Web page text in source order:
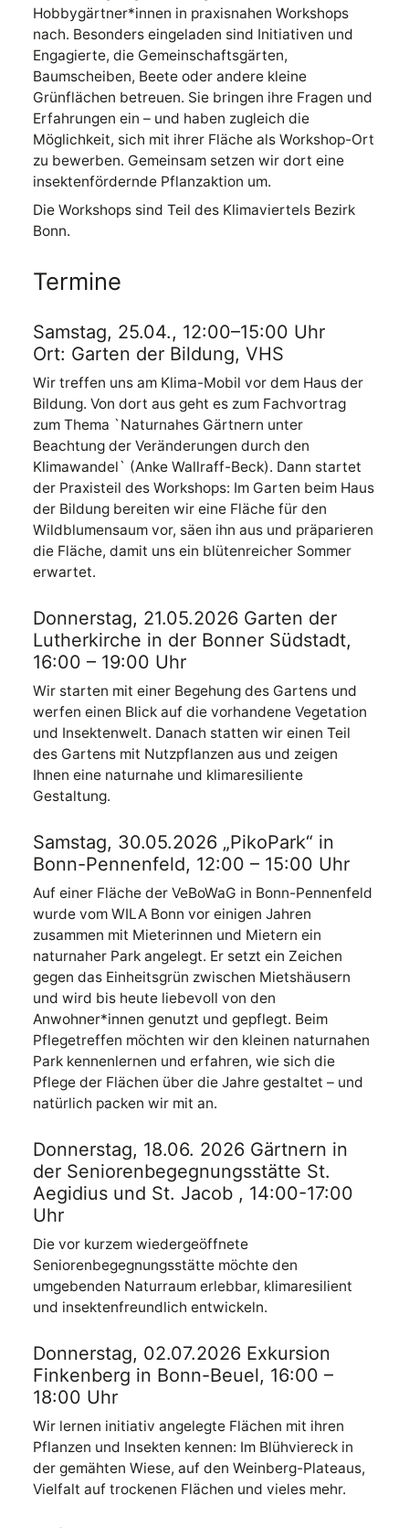
Hobbygärtner*innen in praxisnahen Workshops
nach. Besonders eingeladen sind Initiativen und
Engagierte, die Gemeinschaftsgärten,
Baumscheiben, Beete oder andere kleine
Grünflächen betreuen. Sie bringen ihre Fragen und
Erfahrungen ein – und haben zugleich die
Möglichkeit, sich mit ihrer Fläche als Workshop-Ort
zu bewerben. Gemeinsam setzen wir dort eine
insektenfördernde Pflanzaktion um.
Die Workshops sind Teil des Klimaviertels Bezirk
Bonn.
Termine
Samstag, 25.04., 12:00–15:00 Uhr
Ort: Garten der Bildung, VHS
Wir treffen uns am Klima-Mobil vor dem Haus der
Bildung. Von dort aus geht es zum Fachvortrag
zum Thema `Naturnahes Gärtnern unter
Beachtung der Veränderungen durch den
Klimawandel` (Anke Wallraff-Beck). Dann startet
der Praxisteil des Workshops: Im Garten beim Haus
der Bildung bereiten wir eine Fläche für den
Wildblumensaum vor, säen ihn aus und präparieren
die Fläche, damit uns ein blütenreicher Sommer
erwartet.
Donnerstag, 21.05.2026 Garten der
Lutherkirche in der Bonner Südstadt,
16:00 – 19:00 Uhr
Wir starten mit einer Begehung des Gartens und
werfen einen Blick auf die vorhandene Vegetation
und Insektenwelt. Danach statten wir einen Teil
des Gartens mit Nutzpflanzen aus und zeigen
Ihnen eine naturnahe und klimaresiliente
Gestaltung.
Samstag, 30.05.2026 „PikoPark“ in
Bonn-Pennenfeld, 12:00 – 15:00 Uhr
Auf einer Fläche der VeBoWaG in Bonn-Pennenfeld
wurde vom WILA Bonn vor einigen Jahren
zusammen mit Mieterinnen und Mietern ein
naturnaher Park angelegt. Er setzt ein Zeichen
gegen das Einheitsgrün zwischen Mietshäusern
und wird bis heute liebevoll von den
Anwohner*innen genutzt und gepflegt. Beim
Pflegetreffen möchten wir den kleinen naturnahen
Park kennenlernen und erfahren, wie sich die
Pflege der Flächen über die Jahre gestaltet – und
natürlich packen wir mit an.
Donnerstag, 18.06. 2026 Gärtnern in
der Seniorenbegegnungsstätte St.
Aegidius und St. Jacob , 14:00-17:00
Uhr
Die vor kurzem wiedergeöffnete
Seniorenbegegnungsstätte möchte den
umgebenden Naturraum erlebbar, klimaresilient
und insektenfreundlich entwickeln.
Donnerstag, 02.07.2026 Exkursion
Finkenberg in Bonn-Beuel, 16:00 –
18:00 Uhr
Wir lernen initiativ angelegte Flächen mit ihren
Pflanzen und Insekten kennen: Im Blühviereck in
der gemähten Wiese, auf den Weinberg-Plateaus,
Vielfalt auf trockenen Flächen und vieles mehr.